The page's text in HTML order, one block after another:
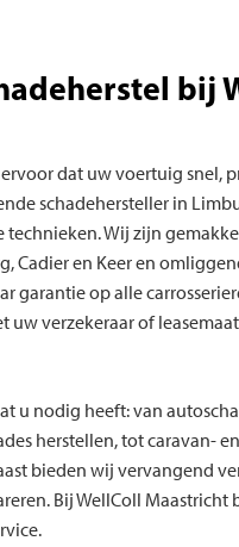
bij
dat uw voertuig snel,
schadehersteller in
technieken. Wij zijn
Cadier en Keer en
garantie op alle
verzekeraar of
u nodig heeft: van
herstellen, tot caravan-
bieden wij vervangend
Bij WellColl Maastricht